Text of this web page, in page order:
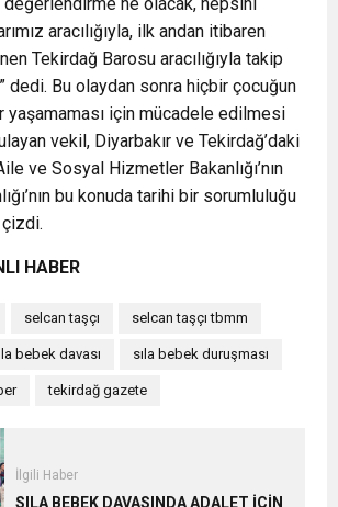
aracılığıyla, ilk andan itibaren
Tekirdağ Barosu aracılığıyla takip
dedi. Bu olaydan sonra hiçbir çocuğun
yaşamaması için mücadele edilmesi
vekil, Diyarbakır ve Tekirdağ’daki
ve Sosyal Hizmetler Bakanlığı’nın
bu konuda tarihi bir sorumluluğu
çizdi.
HABER
selcan taşçı selcan taşçı tbmm
bebek davası sıla bebek duruşması
tekirdağ gazete
İlgili Haber
SILA BEBEK DAVASINDA ADALET İÇİN